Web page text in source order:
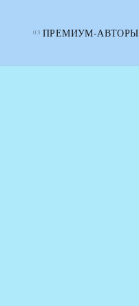
ПРЕМИУМ-АВТОРЫ